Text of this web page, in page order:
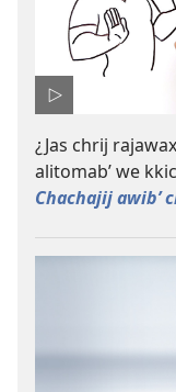
¿Jas chrij
alitomabʼ we
Chachajij awibʼ